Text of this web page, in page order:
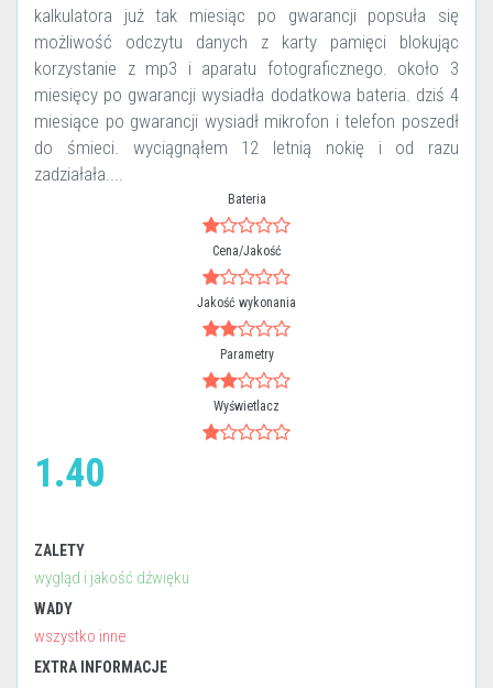
kalkulatora już tak miesiąc po gwarancji popsuła się
możliwość odczytu danych z karty pamięci blokując
korzystanie z mp3 i aparatu fotograficznego. około 3
miesięcy po gwarancji wysiadła dodatkowa bateria. dziś 4
miesiące po gwarancji wysiadł mikrofon i telefon poszedł
do śmieci. wyciągnąłem 12 letnią nokię i od razu
zadziałała....
Bateria
Cena/Jakość
Jakość wykonania
Parametry
Wyświetlacz
1.40
ZALETY
wygląd i jakość dźwięku
WADY
wszystko inne
EXTRA INFORMACJE